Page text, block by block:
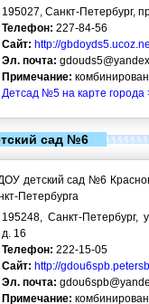
195027, Санкт-Петербург,
Телефон: 227-84-56
Сайт: http://
Эл. почта:
Примечание:
Детсад №5 на карте города
сад №6
детский сад №6
Петербурга
195248, Санкт-
д. 16
Телефон: 222-15-05
Сайт: http://
Эл. почта:
Примечание: